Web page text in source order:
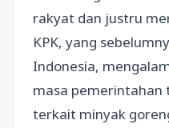
rakyat dan justru
KPK, yang
Indonesia,
masa pemerintahan
terkait minyak